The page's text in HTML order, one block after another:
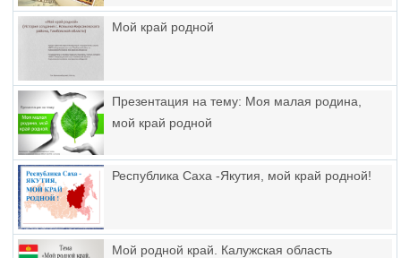
Мой край родной
Презентация на тему: Моя малая родина,
мой край родной
Республика Саха -Якутия, мой край родной!
Мой родной край. Калужская область